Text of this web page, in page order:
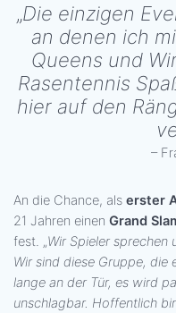
„Die einzigen
an denen ich
Queens und
Rasentennis
hier auf den
–
An die Chance, als erster
21 Jahren einen Grand
fest. „Wir Spieler sprechen
Wir sind diese Gruppe,
lange an der Tür, es wird
unschlagbar. Hoffentlich